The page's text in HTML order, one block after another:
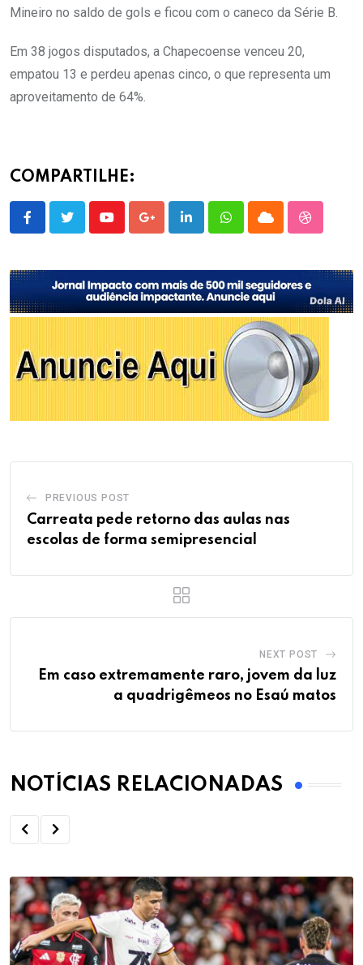
Mineiro no saldo de gols e ficou com o caneco da Série B.
Em 38 jogos disputados, a Chapecoense venceu 20,
empatou 13 e perdeu apenas cinco, o que representa um
aproveitamento de 64%.
COMPARTILHE:
YoutubeGoogle+LinkedInWhatsappCloud
PREVIOUS POST
Carreata pede retorno das aulas nas
escolas de forma semipresencial
NEXT POST
Em caso extremamente raro, jovem da luz
a quadrigêmeos no Esaú matos
NOTÍCIAS RELACIONADAS